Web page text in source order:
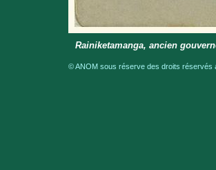
Rainiketamanga, ancien
© ANOM sous réserve des droits réservés